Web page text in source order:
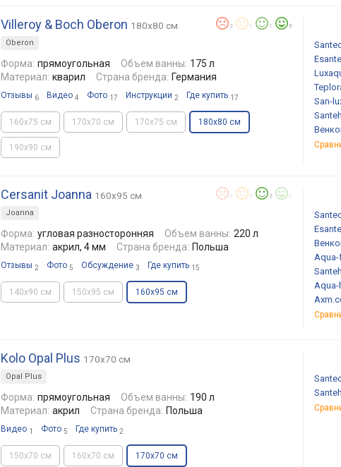
Villeroy & Boch Oberon 180x80 см 2 1 3
Oberon
Форма: прямоугольная Объем ванны: 175 л
Материал: кварил Страна бренда: Германия
Отзывы 6 Видео 4 Фото 17 Инструкции 2 Где купить 17
160x75 см 170x70 см 170x75 см 180x80 см
190x90 см
San-
Cersanit Joanna 160x95 см 2
Joanna
Форма: угловая разносторонняя Объем ванны: 220 л
Материал: акрил, 4 мм Страна бренда: Польша
Отзывы 2 Фото 5 Обсуждение 3 Где купить 15
140x90 см 150x95 см 160x95 см
Kolo Opal Plus 170x70 см
Opal Plus
Форма: прямоугольная Объем ванны: 190 л
Материал: акрил Страна бренда: Польша
Видео 1 Фото 5 Где купить 2
150x70 см 160x70 см 170x70 см